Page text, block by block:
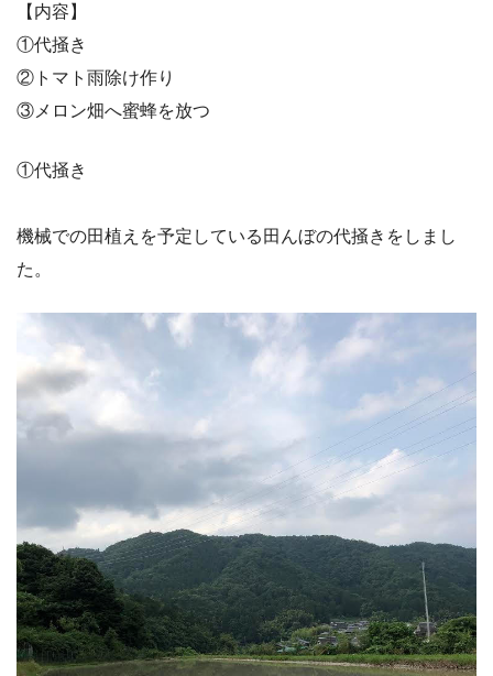
【内容】
①代掻き
②トマト雨除け作り
③メロン畑へ蜜蜂を放つ
①代掻き
機械での田植えを予定している田んぼの代掻きをしまし
た。